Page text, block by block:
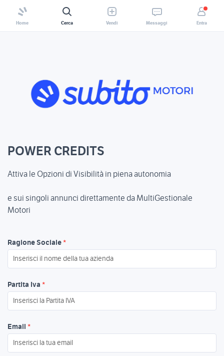
Home Cerca Vendi Messaggi Entra
POWER CREDITS
Attiva le Opzioni di Visibilità in piena autonomia
e sui singoli annunci direttamente da MultiGestionale
Motori
Ragione Sociale *
Partita Iva *
Email *